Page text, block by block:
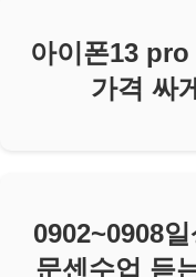
아이폰13 pro
가격 싸
0902~0908
문센수업 듣